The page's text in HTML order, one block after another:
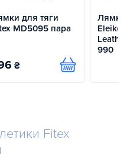
для тяги
MD5095 пара
₴ Купить
Лямки
Eleiko
990
Fitex